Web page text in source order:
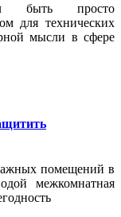
быть просто
для технических
мысли в сфере
помещений в
межкомнатная